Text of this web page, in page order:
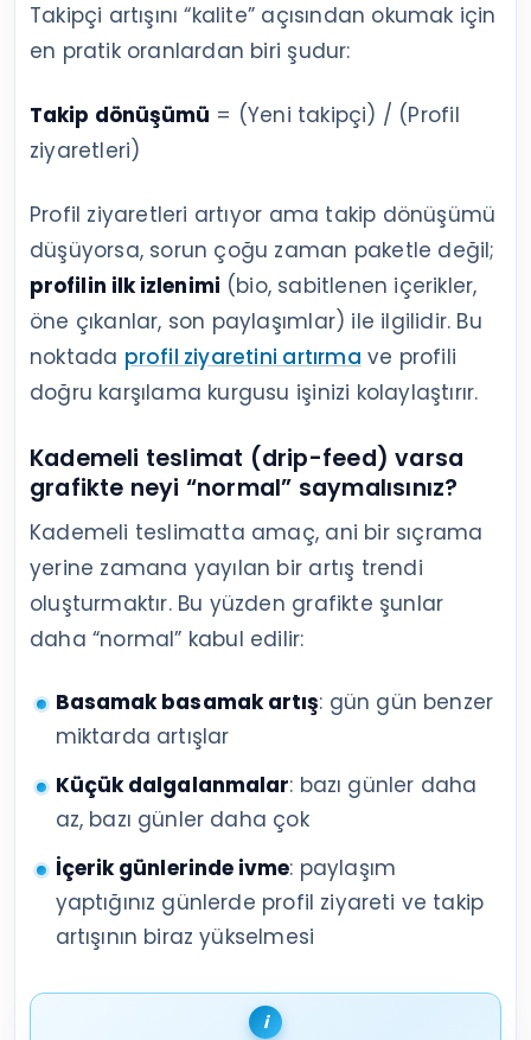
Takipçi artışını “kalite” açısından okumak için
en pratik oranlardan biri şudur:
Takip dönüşümü = (Yeni takipçi) / (Profil
ziyaretleri)
Profil ziyaretleri artıyor ama takip dönüşümü
düşüyorsa, sorun çoğu zaman paketle değil;
profilin ilk izlenimi (bio, sabitlenen içerikler,
öne çıkanlar, son paylaşımlar) ile ilgilidir. Bu
noktada profil ziyaretini artırma ve profili
doğru karşılama kurgusu işinizi kolaylaştırır.
Kademeli teslimat (drip-feed) varsa
grafikte neyi “normal” saymalısınız?
Kademeli teslimatta amaç, ani bir sıçrama
yerine zamana yayılan bir artış trendi
oluşturmaktır. Bu yüzden grafikte şunlar
daha “normal” kabul edilir:
Basamak basamak artış: gün gün benzer
miktarda artışlar
Küçük dalgalanmalar: bazı günler daha
az, bazı günler daha çok
İçerik günlerinde ivme: paylaşım
yaptığınız günlerde profil ziyareti ve takip
artışının biraz yükselmesi